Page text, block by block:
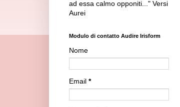
ad essa calmo opponiti..." Versi
Aurei
Modulo di contatto Audire Irisform
Nome
Email *